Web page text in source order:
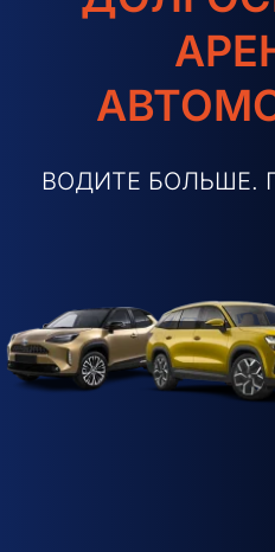
ВОДИТЕ БОЛЬШЕ.